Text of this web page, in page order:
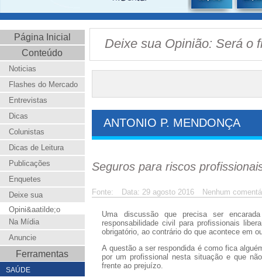
Página Inicial
Conteúdo
Noticias
Flashes do Mercado
Entrevistas
Dicas
Colunistas
Dicas de Leitura
Publicações
Enquetes
Deixe sua
Opini&aatilde;o
Na Mídia
Anuncie
Ferramentas
SAÚDE
Deixe sua Opinião: Será o
ANTONIO P. MENDONÇA
Seguros para riscos
Fonte: Data: 29 agosto 2016 Nenhum
Uma discussão que precisa ser
responsabilidade civil para profissionais
obrigatório, ao contrário do que acontece em
A questão a ser respondida é como fica
por um profissional nesta situação e que
frente ao prejuízo.